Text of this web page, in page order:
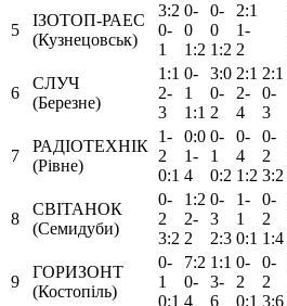
5
ІЗОТОП-РАЕС
(Кузнецовськ)
3:2
0-
1
0-
0
1:2
0-
0
1:2
2:1
1-
2
6
СЛУЧ
(Березне)
1:1
2-
3
0-
1
1:1
3:0
0-
2
2:1
2-
4
2:1
0-
3
7
РАДІОТЕХНІК
(Рівне)
1-
2
0:1
0:0
1-
4
0-
1
0:2
0-
4
1:2
0-
2
3:2
8
СВІТАНОК
(Семидуби)
0-
2
3:2
1:2
2-
2
0-
3
2:3
1-
1
0:1
0-
2
1:4
9
ГОРИЗОНТ
(Костопіль)
0-
1
0:1
7:2
0-
4
1:1
3-
6
0-
2
0:1
0-
2
3:6